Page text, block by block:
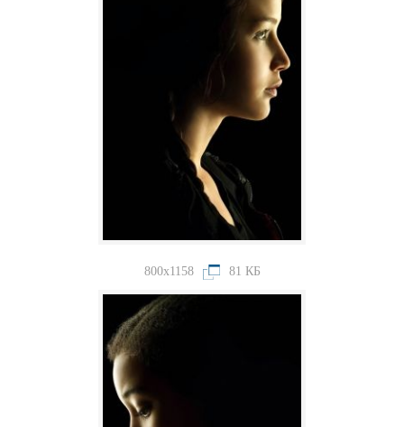
800x1158 81 КБ